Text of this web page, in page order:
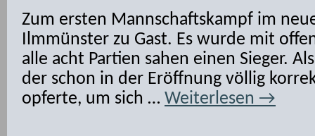
Zum ersten Mannschaftskampf im
Ilmmünster zu Gast. Es wurde mit
alle acht Partien sahen einen Sieger.
der schon in der Eröffnung völlig
opferte, um sich … Weiterlesen →